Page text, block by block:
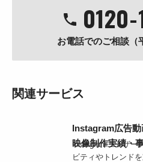
0120-
お電話でのご相談（
関連サービス
Instagram広告動
映像制作実績・
Instagramユーザー
ビティやトレンド